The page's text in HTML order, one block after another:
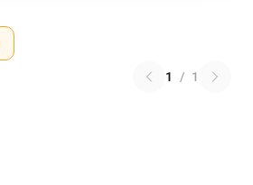
1 / 1